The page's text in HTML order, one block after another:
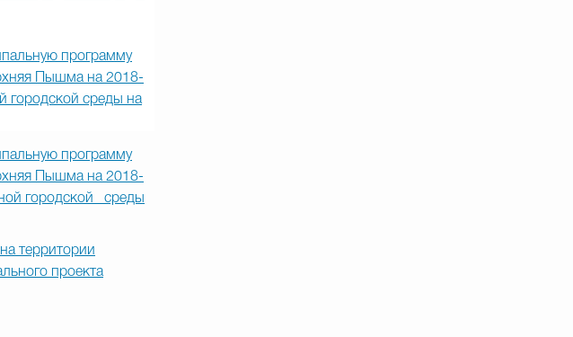
программу
Пышма на 2018-
городской среды на
программу
Пышма на 2018-
городской среды
территории
проекта